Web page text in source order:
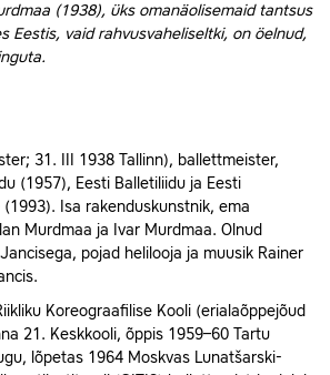
(1938), üks omanäolisemaid tantsus
Eestis, vaid rahvusvaheliseltki, on öelnud,
31. III 1938 Tallinn), ballettmeister,
(1957), Eesti Balletiliidu ja Eesti
(1993). Isa rakenduskunstnik, ema
Murdmaa ja Ivar Murdmaa. Olnud
pojad helilooja ja muusik Rainer
.
Koreograafilise Kooli (erialaõppejõud
21. Keskkooli, õppis 1959–60 Tartu
lõpetas 1964 Moskvas Lunatšarski-